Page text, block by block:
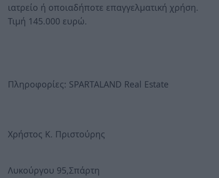
ιατρείο ή οποιαδήποτε επαγγελματική χρήση.
Τιμή 145.000 ευρώ.
Πληροφορίες: SPARTALAND Real Estate
Χρήστος Κ. Πριστούρης
Λυκούργου 95,Σπάρτη